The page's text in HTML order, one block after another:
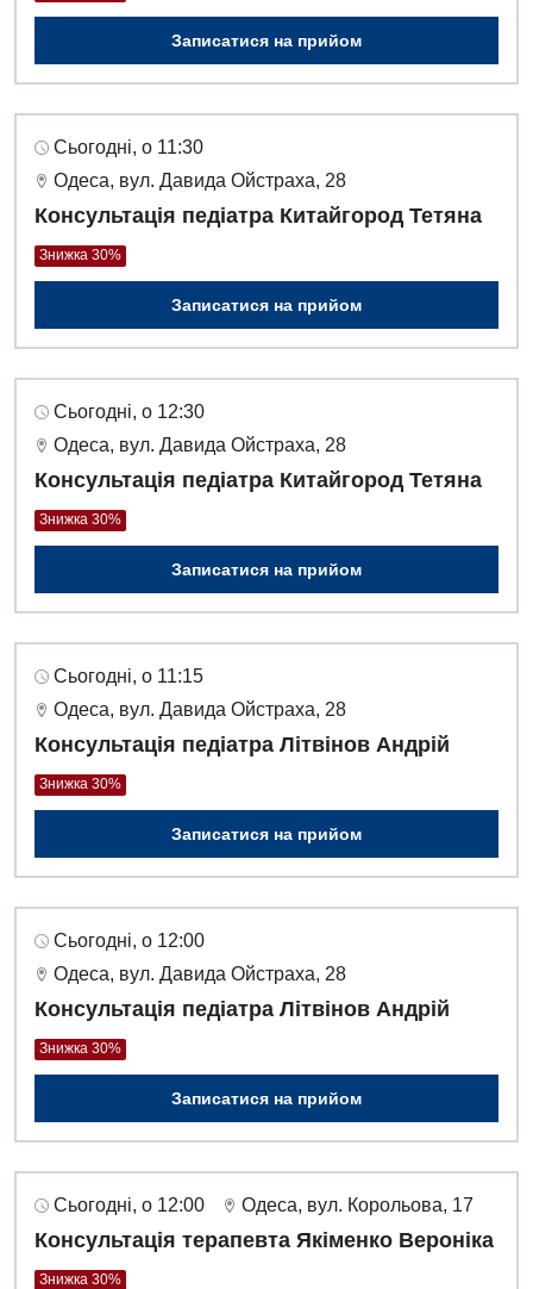
Записатися на прийом
Сьогодні, о 11:30
Одеса, вул. Давида Ойстраха, 28
Консультація педіатра Китайгород Тетяна
Знижка 30%
Записатися на прийом
Сьогодні, о 12:30
Одеса, вул. Давида Ойстраха, 28
Консультація педіатра Китайгород Тетяна
Знижка 30%
Записатися на прийом
Сьогодні, о 11:15
Одеса, вул. Давида Ойстраха, 28
Консультація педіатра Літвінов Андрій
Знижка 30%
Записатися на прийом
Сьогодні, о 12:00
Одеса, вул. Давида Ойстраха, 28
Консультація педіатра Літвінов Андрій
Знижка 30%
Записатися на прийом
Сьогодні, о 12:00 Одеса, вул. Корольова, 17
Консультація терапевта Якіменко Вероніка
Знижка 30%